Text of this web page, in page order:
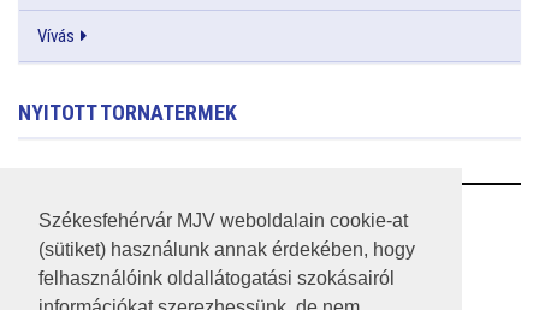
Székesfehérvár MJV weboldalain cookie-at
(sütiket) használunk annak érdekében, hogy
felhasználóink oldallátogatási szokásairól
Vívás
NYITOTT TORNATERMEK
RSS
A HONLAP 2017.03.31-I ÁLLAPOTA